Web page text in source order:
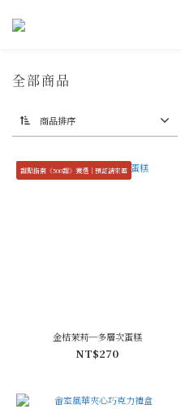
全部商品
商品排序
甜點指南《500甜》獲選｜預訂請來電
金桔茉莉─多層次蛋糕
NT$270